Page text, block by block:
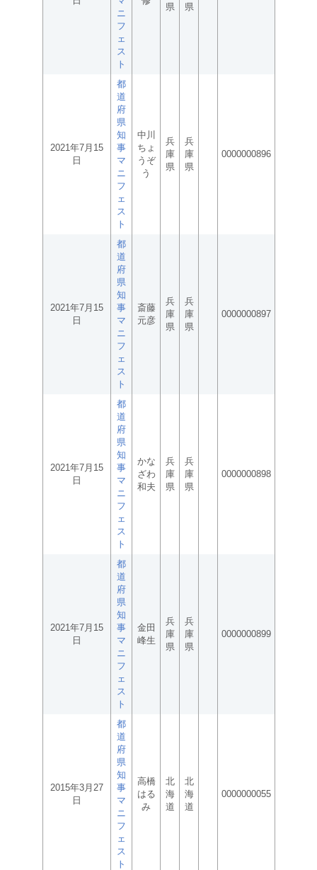
ニ
フ
ェ
ス
ト
県 県
2021年7月15
日
都
道
府
県
知
事
マ
ニ
フ
ェ
ス
ト
中川
ちょ
うぞ
う
兵
庫
県
兵
庫
県
0000000896
2021年7月15
日
都
道
府
県
知
事
マ
ニ
フ
ェ
ス
ト
斎藤
元彦
兵
庫
県
兵
庫
県
0000000897
2021年7月15
日
都
道
府
県
知
事
マ
ニ
フ
ェ
ス
ト
かな
ざわ
和夫
兵
庫
県
兵
庫
県
0000000898
2021年7月15
日
都
道
府
県
知
事
マ
ニ
フ
ェ
ス
ト
金田
峰生
兵
庫
県
兵
庫
県
0000000899
2015年3月27
日
都
道
府
県
知
事
マ
ニ
フ
ェ
ス
ト
高橋
はる
み
北
海
道
北
海
道
0000000055